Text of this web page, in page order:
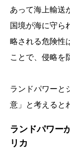
あって海上輸送
国境が海に守ら
略される危険性
ことで、侵略を
ランドパワーと
意」と考えると
ランドパワー
リカ